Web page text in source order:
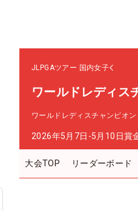
JLPGAツアー 国内女子
ワールドレディス
ワールドレディスチャンピオ
2026年5月7日-5月10日賞
大会TOP リーダーボード